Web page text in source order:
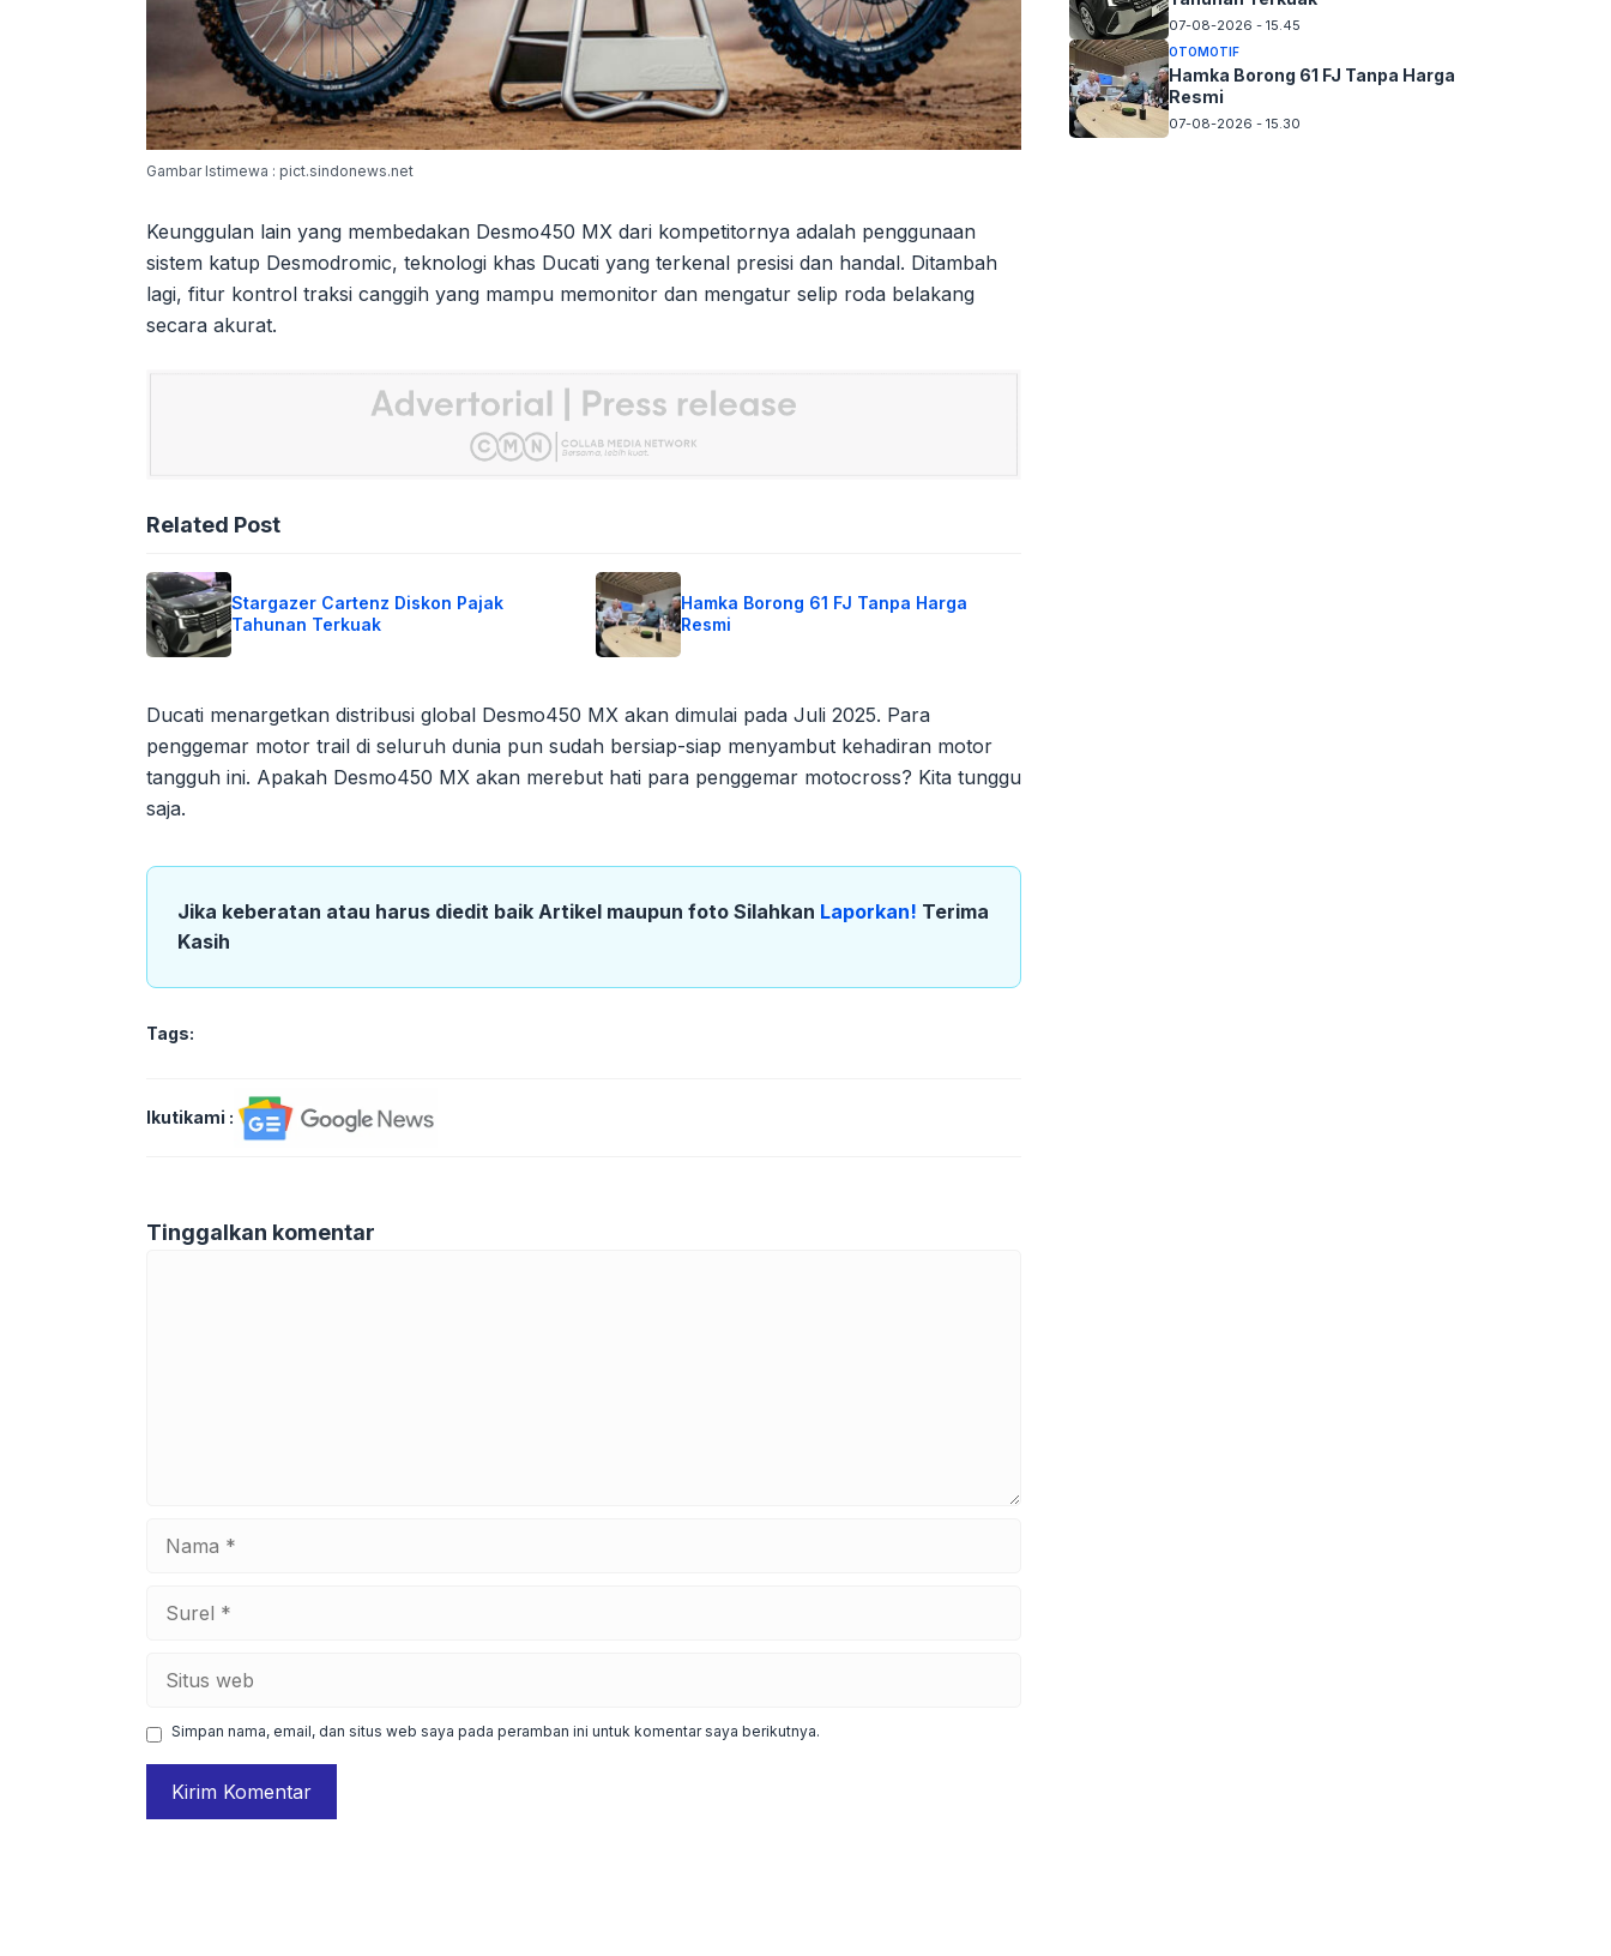
Gambar Istimewa : pict.sindonews.net
Keunggulan lain yang membedakan Desmo450 MX dari kompetitornya adalah penggunaan
sistem katup Desmodromic, teknologi khas Ducati yang terkenal presisi dan handal. Ditambah
lagi, fitur kontrol traksi canggih yang mampu memonitor dan mengatur selip roda belakang
secara akurat.
Related Post
Stargazer Cartenz Diskon Pajak
Tahunan Terkuak
Hamka Borong 61 FJ Tanpa Harga
Resmi
Ducati menargetkan distribusi global Desmo450 MX akan dimulai pada Juli 2025. Para
penggemar motor trail di seluruh dunia pun sudah bersiap-siap menyambut kehadiran motor
tangguh ini. Apakah Desmo450 MX akan merebut hati para penggemar motocross? Kita tunggu
saja.
Jika keberatan atau harus diedit baik Artikel maupun foto Silahkan Laporkan! Terima
Kasih
Tags:
Ikutikami :
Tinggalkan komentar
Simpan nama, email, dan situs web saya pada peramban ini untuk komentar saya berikutnya.
07-08-2026 - 15.45
OTOMOTIF
Hamka Borong 61 FJ Tanpa Harga
Resmi
07-08-2026 - 15.30